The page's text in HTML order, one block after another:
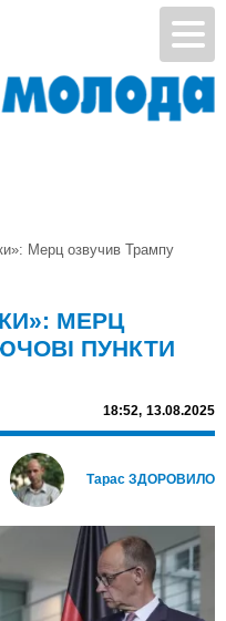
Мерц озвучив Трампу
МЕРЦ
ПУНКТИ
18:52, 13.08.2025
Тарас ЗДОРОВИЛО